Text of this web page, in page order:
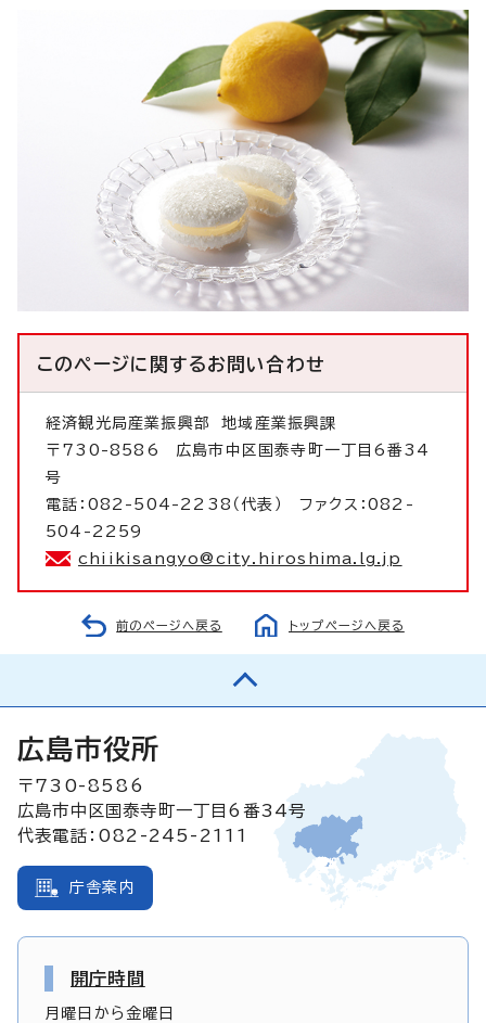
このページに関するお問い合わせ
経済観光局産業振興部地域産業振興課
〒730-8586 広島市中区国泰寺町一丁目6番34
号
電話：082-504-2238（代表） ファクス：082-
504-2259
chiikisangyo@city.hiroshima.lg.jp
前のページへ戻る トップページへ戻る
広島市役所
〒730-8586
広島市中区国泰寺町一丁目6番34号
代表電話：082-245-2111
庁舎案内
開庁時間
月曜日から金曜日